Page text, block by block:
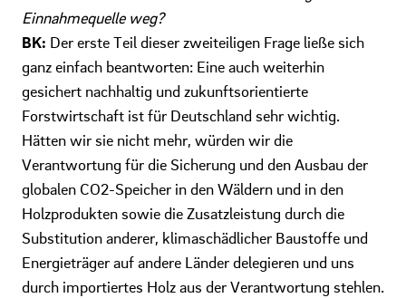
Einnahmequelle weg?
BK: Der erste Teil dieser zweiteiligen Frage ließe sich
ganz einfach beantworten: Eine auch weiterhin
gesichert nachhaltig und zukunftsorientierte
Forstwirtschaft ist für Deutschland sehr wichtig.
Hätten wir sie nicht mehr, würden wir die
Verantwortung für die Sicherung und den Ausbau der
globalen CO2-Speicher in den Wäldern und in den
Holzprodukten sowie die Zusatzleistung durch die
Substitution anderer, klimaschädlicher Baustoffe und
Energieträger auf andere Länder delegieren und uns
durch importiertes Holz aus der Verantwortung stehlen.